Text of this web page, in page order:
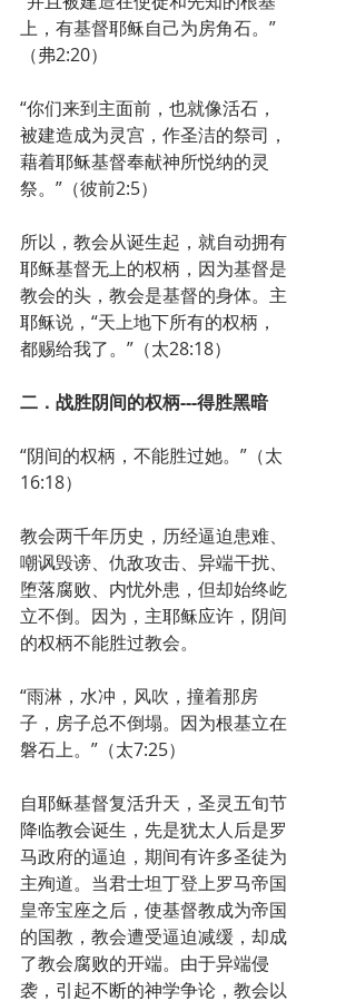
上，有基督耶稣自己为房角石。”
（弗2:20）
“你们来到主面前，也就像活石，
被建造成为灵宫，作圣洁的祭司，
藉着耶稣基督奉献神所悦纳的灵
祭。”（彼前2:5）
所以，教会从诞生起，就自动拥有
耶稣基督无上的权柄，因为基督是
教会的头，教会是基督的身体。主
耶稣说，“天上地下所有的权柄，
都赐给我了。”（太28:18）
二．战胜阴间的权柄---得胜黑暗
“阴间的权柄，不能胜过她。”（太
16:18）
教会两千年历史，历经逼迫患难、
嘲讽毁谤、仇敌攻击、异端干扰、
堕落腐败、内忧外患，但却始终屹
立不倒。因为，主耶稣应许，阴间
的权柄不能胜过教会。
“雨淋，水冲，风吹，撞着那房
子，房子总不倒塌。因为根基立在
磐石上。”（太7:25）
自耶稣基督复活升天，圣灵五旬节
降临教会诞生，先是犹太人后是罗
马政府的逼迫，期间有许多圣徒为
主殉道。当君士坦丁登上罗马帝国
皇帝宝座之后，使基督教成为帝国
的国教，教会遭受逼迫减缓，却成
了教会腐败的开端。由于异端侵
袭，引起不断的神学争论，教会以